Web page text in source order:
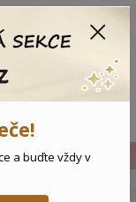
a buďte vždy v